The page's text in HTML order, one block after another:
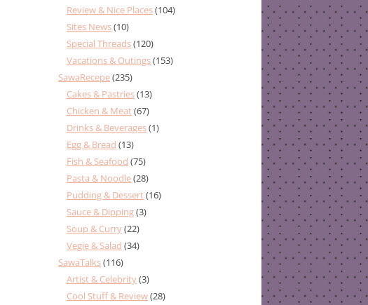
Review & Nice Places(104)
Sites News(10)
Special Threads(120)
Vacations & Outings(153)
SawaRecepe(235)
Cakes & Pastries(13)
Chicken & Meat(67)
Drinks & Beverages(1)
Egg & Bread (13)
Fish & Seafood (75)
Pasta & Noodle(28)
Pudding & Dessert(16)
Sauce & Dipping(3)
Soup & Curry(22)
Vegie & Salad (34)
SawaTalks(116)
Artist & Celebrity(3)
Cool Stuff & Review(28)